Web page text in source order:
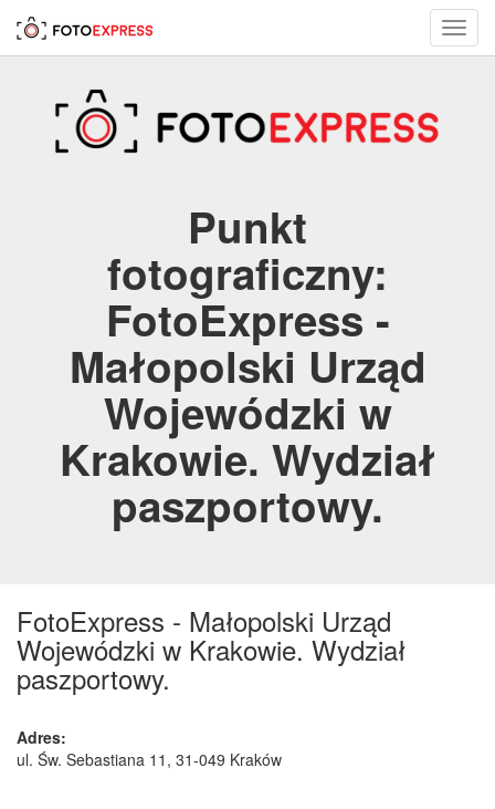
Punkt
fotograficzny:
FotoExpress -
Małopolski Urząd
Wojewódzki w
Krakowie. Wydział
paszportowy.
FotoExpress - Małopolski Urząd
Wojewódzki w Krakowie. Wydział
paszportowy.
Adres:
ul. Św. Sebastiana 11 , 31-049 Kraków